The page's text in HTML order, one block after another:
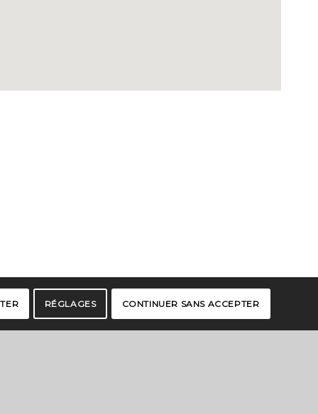
RÉGLAGES CONTINUER SANS ACCEPTER